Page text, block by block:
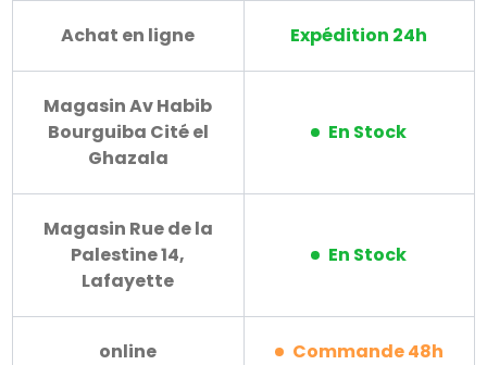
Achat en ligne Expédition 24h
Magasin Av Habib
Bourguiba Cité el
Ghazala
En Stock
Magasin Rue de la
Palestine 14,
Lafayette
En Stock
online Commande 48h